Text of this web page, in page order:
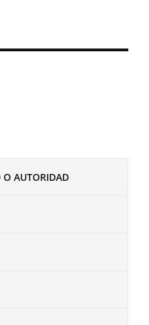
AUTORIDAD